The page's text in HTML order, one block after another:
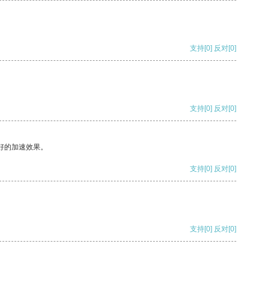
支持[0] 反对[0]
支持[0] 反对[0]
加速效果。
支持[0] 反对[0]
支持[0] 反对[0]